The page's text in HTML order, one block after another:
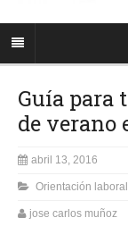
Guía para
de verano
abril 13, 2016
Orientación laboral
jose carlos muñoz